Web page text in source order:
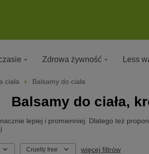
Zdrowa żywność Less
ciała Balsamy do ciała
Balsamy do ciała,
lepiej i promienniej. Dlatego też
Cruelty free więcej filtrów